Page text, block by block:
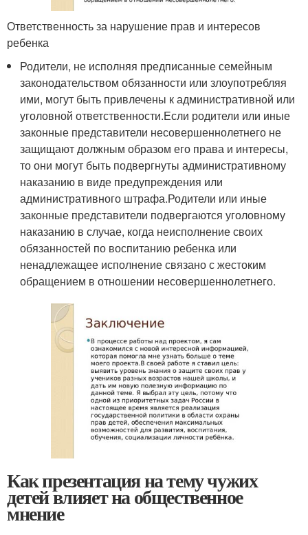
Ответственность за нарушение прав и интересов
ребенка
Родители, не исполняя предписанные семейным
законодательством обязанности или злоупотребляя
ими, могут быть привлечены к административной или
уголовной ответственности.Если родители или иные
законные представители несовершеннолетнего не
защищают должным образом его права и интересы,
то они могут быть подвергнуты административному
наказанию в виде предупреждения или
административного штрафа.Родители или иные
законные представители подвергаются уголовному
наказанию в случае, когда неисполнение своих
обязанностей по воспитанию ребенка или
ненадлежащее исполнение связано с жестоким
обращением в отношении несовершеннолетнего.
Как презентация на тему чужих
детей влияет на общественное
мнение